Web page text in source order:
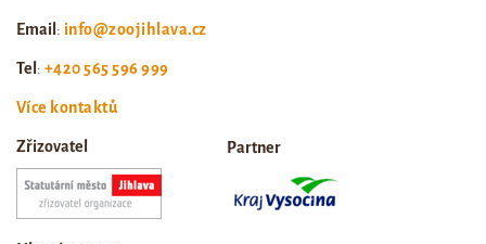
Email: info@zoojihlava.cz
Tel: +420 565 596 999
Více kontaktů
Zřizovatel Partner